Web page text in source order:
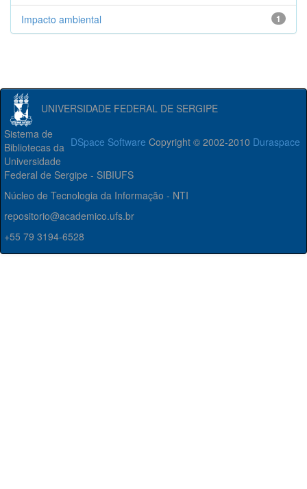
1
Impacto ambiental
UNIVERSIDADE FEDERAL DE SERGIPE
DSpace Software Copyright © 2002-2010 Duraspace
Sistema de
Bibliotecas da
Universidade
Federal de Sergipe - SIBIUFS
Núcleo de Tecnologia da Informação - NTI
repositorio@academico.ufs.br
+55 79 3194-6528